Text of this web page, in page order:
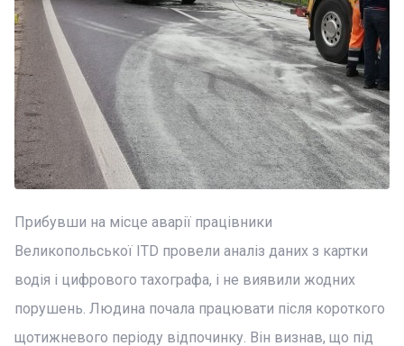
Прибувши на місце аварії працівники
Великопольської ITD провели аналіз даних з картки
водія і цифрового тахографа, і не виявили жодних
порушень. Людина почала працювати після короткого
щотижневого періоду відпочинку. Він визнав, що під